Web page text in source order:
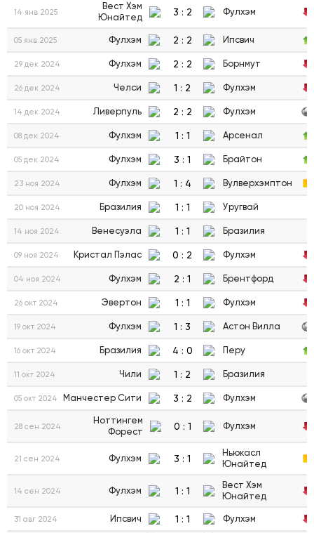
14 янв 2025
Вест Хэм
Юнайтед
3 : 2 Фулхэм
05 янв 2025 Фулхэм 2 : 2 Ипсвич
29 дек 2024 Фулхэм 2 : 2 Борнмут
26 дек 2024 Челси 1 : 2 Фулхэм
14 дек 2024 Ливерпуль 2 : 2 Фулхэм
08 дек 2024 Фулхэм 1 : 1 Арсенал
05 дек 2024 Фулхэм 3 : 1 Брайтон
23 ноя 2024 Фулхэм 1 : 4 Вулверхэмптон
20 ноя 2024 Бразилия 1 : 1 Уругвай
14 ноя 2024 Венесуэла 1 : 1 Бразилия
09 ноя 2024 Кристал Пэлас 0 : 2 Фулхэм
04 ноя 2024 Фулхэм 2 : 1 Брентфорд
26 окт 2024 Эвертон 1 : 1 Фулхэм
19 окт 2024 Фулхэм 1 : 3 Астон Вилла
16 окт 2024 Бразилия 4 : 0 Перу
11 окт 2024 Чили 1 : 2 Бразилия
05 окт 2024 Манчестер Сити 3 : 2 Фулхэм
28 сен 2024
Ноттингем
Форест
0 : 1 Фулхэм
21 сен 2024 Фулхэм 3 : 1
Ньюкасл
Юнайтед
14 сен 2024 Фулхэм 1 : 1
Вест Хэм
Юнайтед
31 авг 2024 Ипсвич 1 : 1 Фулхэм